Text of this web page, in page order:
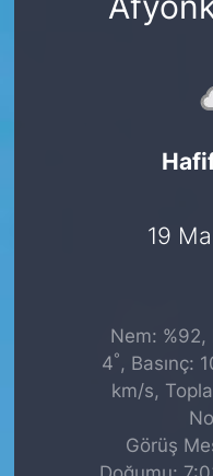
19
Nem: %92,
4°, Basınç:
km/s,
Görüş